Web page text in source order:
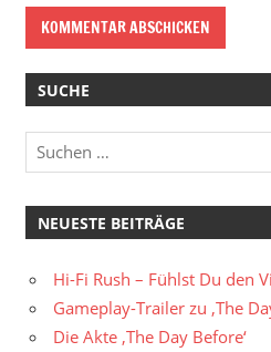
SUCHE
NEUESTE BEITRÄGE
Hi-Fi Rush – Fühlst Du den
Gameplay-Trailer zu ‚The
Die Akte ‚The Day Before‘